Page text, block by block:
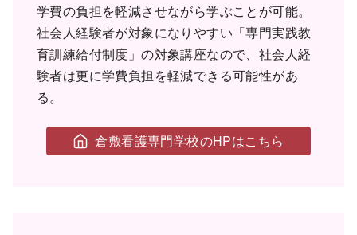
学費の負担を軽減させながら学ぶことが可能。
社会人経験者が対象になりやすい「専門実践教
育訓練給付制度」の対象講座なので、社会人経
験者は更に学費負担を軽減できる可能性があ
る。
倉敷看護専門学校のHPはこちら